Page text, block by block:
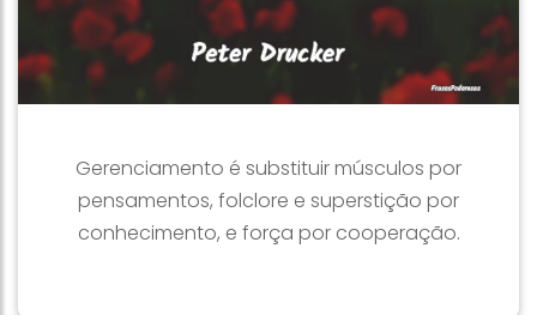
Gerenciamento é substituir músculos por
pensamentos, folclore e superstição por
conhecimento, e força por cooperação.